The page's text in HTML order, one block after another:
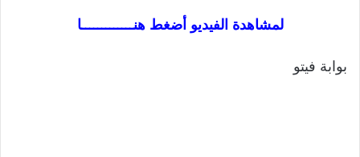
لمشاهدة الفيديو أضغط هنـــــــــــــا
بوابة فيتو